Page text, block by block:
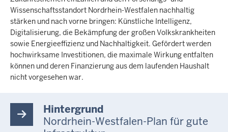
Wissenschaftsstandort Nordrhein-Westfalen nachhaltig
stärken und nach vorne bringen: Künstliche Intelligenz,
Digitalisierung, die Bekämpfung der großen Volkskrankheiten
sowie Energieeffizienz und Nachhaltigkeit. Gefördert werden
hochwirksame Investitionen, die maximale Wirkung entfalten
können und deren Finanzierung aus dem laufenden Haushalt
nicht vorgesehen war.
Hintergrund
Nordrhein-Westfalen-Plan für gute